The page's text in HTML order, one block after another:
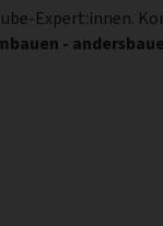
Expert:innen.
-